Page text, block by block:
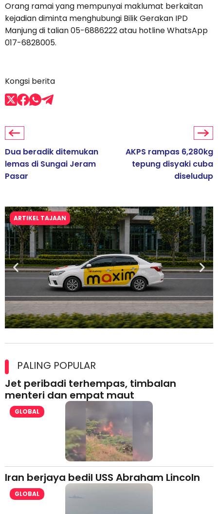
Orang ramai yang mempunyai maklumat berkaitan
kejadian diminta menghubungi Bilik Gerakan IPD
Manjung di talian 05-6886222 atau hotline WhatsApp
017-6828005.
Kongsi berita
Dua beradik ditemukan
lemas di Sungai Jeram
Pasar
AKPS rampas 6,280kg
tepung disyaki cuba
diseludup
ARTIKEL TAJAAN
lesen separuh pertama 2026
PALING POPULAR
Jet peribadi terhempas, timbalan
menteri dan empat maut
GLOBAL
Iran berjaya bedil USS Abraham Lincoln
GLOBAL